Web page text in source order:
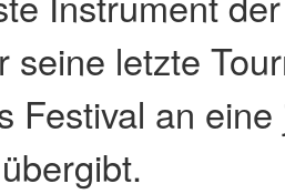
seine letzte
Festival an